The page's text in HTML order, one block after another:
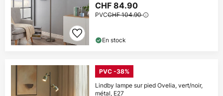
CHF 84.90
PVCCHF 104.90
En stock
PVC -38%
Lindby lampe sur pied Ovelia, vert/noir,
métal, E27